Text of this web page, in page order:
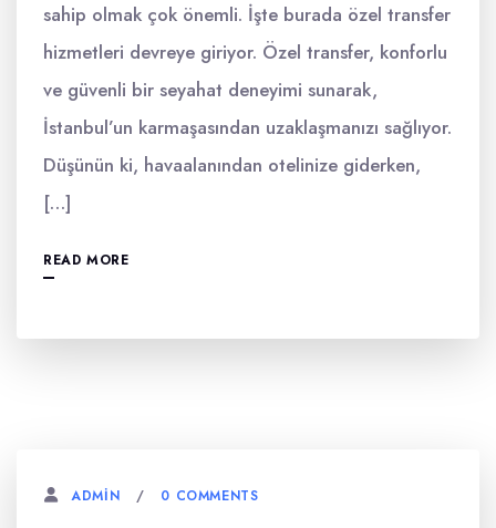
sahip olmak çok önemli. İşte burada özel transfer
hizmetleri devreye giriyor. Özel transfer, konforlu
ve güvenli bir seyahat deneyimi sunarak,
İstanbul’un karmaşasından uzaklaşmanızı sağlıyor.
Düşünün ki, havaalanından otelinize giderken,
[…]
READ MORE
ADMIN 0 COMMENTS